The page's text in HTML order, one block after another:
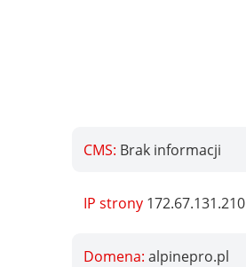
CMS: Brak informacji
IP strony 172.67.131.210
Domena:alpinepro.pl